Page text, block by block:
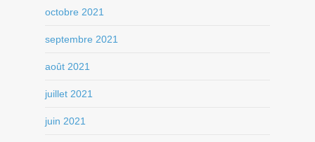
octobre 2021
septembre 2021
août 2021
juillet 2021
juin 2021